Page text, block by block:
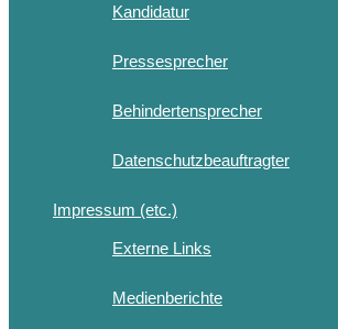
Kandidatur
Pressesprecher
Behindertensprecher
Datenschutzbeauftragter
Impressum (etc.)
Externe Links
Medienberichte